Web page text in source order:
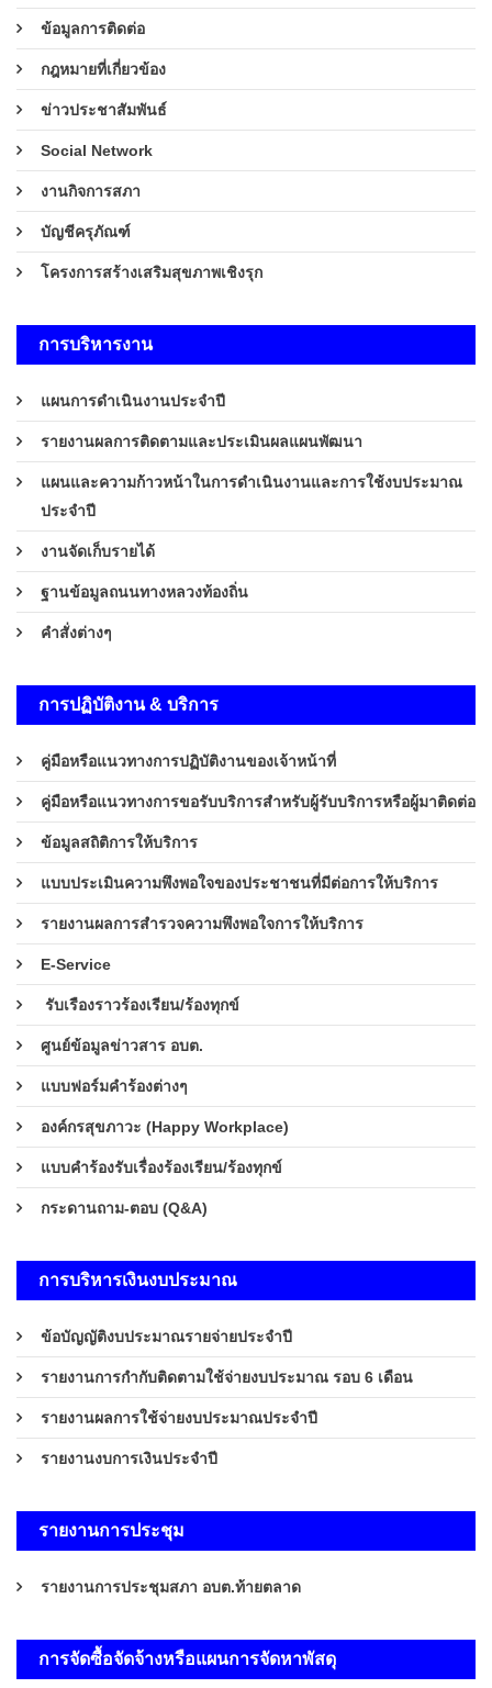
ข้อมูลการติดต่อ
กฎหมายที่เกี่ยวข้อง
ข่าวประชาสัมพันธ์
Social Network
งานกิจการสภา
บัญชีครุภัณฑ์
โครงการสร้างเสริมสุขภาพเชิงรุก
การบริหารงาน
แผนการดำเนินงานประจำปี
รายงานผลการติดตามและประเมินผลแผนพัฒนา
แผนและความก้าวหน้าในการดำเนินงานและการใช้งบประมาณ
ประจำปี
งานจัดเก็บรายได้
ฐานข้อมูลถนนทางหลวงท้องถิ่น
คำสั่งต่างๆ
การปฏิบัติงาน & บริการ
คู่มือหรือแนวทางการปฏิบัติงานของเจ้าหน้าที่
คู่มือหรือแนวทางการขอรับบริการสำหรับผู้รับบริการหรือผู้มาติดต่อ
ข้อมูลสถิติการให้บริการ
แบบประเมินความพึงพอใจของประชาชนที่มีต่อการให้บริการ
รายงานผลการสำรวจความพึงพอใจการให้บริการ
E-Service
รับเรืองราวร้องเรียน/ร้องทุกข์
ศูนย์ข้อมูลข่าวสาร อบต.
แบบฟอร์มคำร้องต่างๆ
องค์กรสุขภาวะ (Happy Workplace)
แบบคำร้องรับเรื่องร้องเรียน/ร้องทุกข์
กระดานถาม-ตอบ (Q&A)
การบริหารเงินงบประมาณ
ข้อบัญญัติงบประมาณรายจ่ายประจำปี
รายงานการกำกับติดตามใช้จ่ายงบประมาณ รอบ 6 เดือน
รายงานผลการใช้จ่ายงบประมาณประจำปี
รายงานงบการเงินประจำปี
รายงานการประชุม
รายงานการประชุมสภา อบต.ท้ายตลาด
การจัดซื้อจัดจ้างหรือแผนการจัดหาพัสดุ